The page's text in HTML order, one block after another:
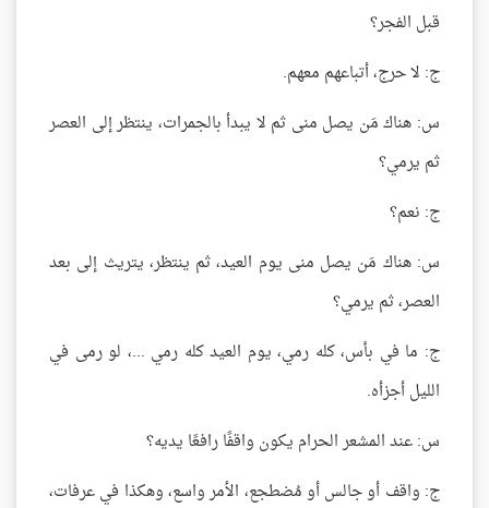
قبل الفجر؟
ج: لا حرج، أتباعهم معهم.
س: هناك مَن يصل منى ثم لا يبدأ بالجمرات، ينتظر إلى العصر
ثم يرمي؟
ج: نعم؟
س: هناك مَن يصل منى يوم العيد، ثم ينتظر، يتريث إلى بعد
العصر، ثم يرمي؟
ج: ما في بأس، كله رمي، يوم العيد كله رمي ...، لو رمى في
الليل أجزأه.
س: عند المشعر الحرام يكون واقفًا رافعًا يديه؟
ج: واقف أو جالس أو مُضطجع، الأمر واسع، وهكذا في عرفات،